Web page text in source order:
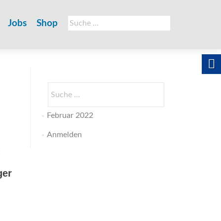
Suche
nach:
Jobs Shop
nach:
Februar 2022
Anmelden